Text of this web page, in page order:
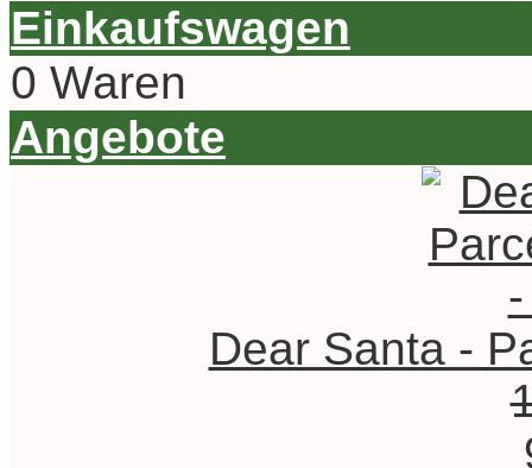
Einkaufswagen
0 Waren
Angebote
Dear Santa -